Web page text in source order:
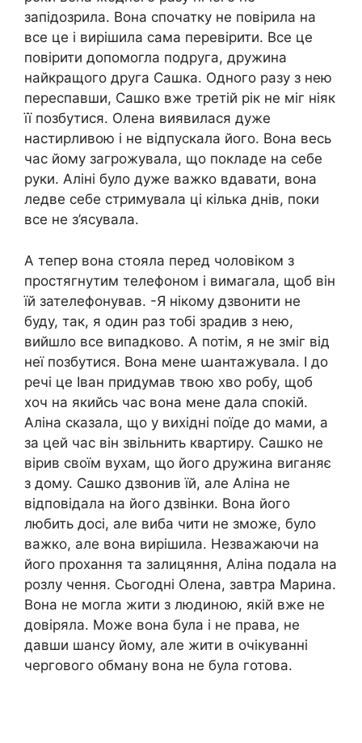
запідозрила. Вона спочатку не повірила на
все це і вирішила сама перевірити. Все це
повірити допомогла подруга, дружина
найкращого друга Сашка. Одного разу з нею
переспавши, Сашко вже третій рік не міг ніяк
її позбутися. Олена виявилася дуже
настирливою і не відпускала його. Вона весь
час йому загрожувала, що покладе на себе
руки. Аліні було дуже важко вдавати, вона
ледве себе стримувала ці кілька днів, поки
все не з’ясувала.
А тепер вона стояла перед чоловіком з
простягнутим телефоном і вимагала, щоб він
їй зателефонував. -Я нікому дзвонити не
буду, так, я один раз тобі зрадив з нею,
вийшло все випадково. А потім, я не зміг від
неї позбутися. Вона мене աантажувала. І до
речі це Іван придумав твою хво робу, щоб
хоч на якийсь час вона мене дала спокій.
Аліна сказала, що у вихідні поїде до мами, а
за цей час він звільнить квартиру. Сашко не
вірив своїм вухам, що його дружина виганяє
з дому. Сашко дзвонив їй, але Аліна не
відповідала на його дзвінки. Вона його
любить досі, але виба чити не зможе, було
важко, але вона вирішила. Незважаючи на
його прохання та залицяння, Аліна подала на
розлу чення. Сьогодні Олена, завтра Марина.
Вона не могла жити з людиною, якій вже не
довіряла. Може вона була і не права, не
давши шансу йому, але жити в очікуванні
чергового обману вона не була готова.